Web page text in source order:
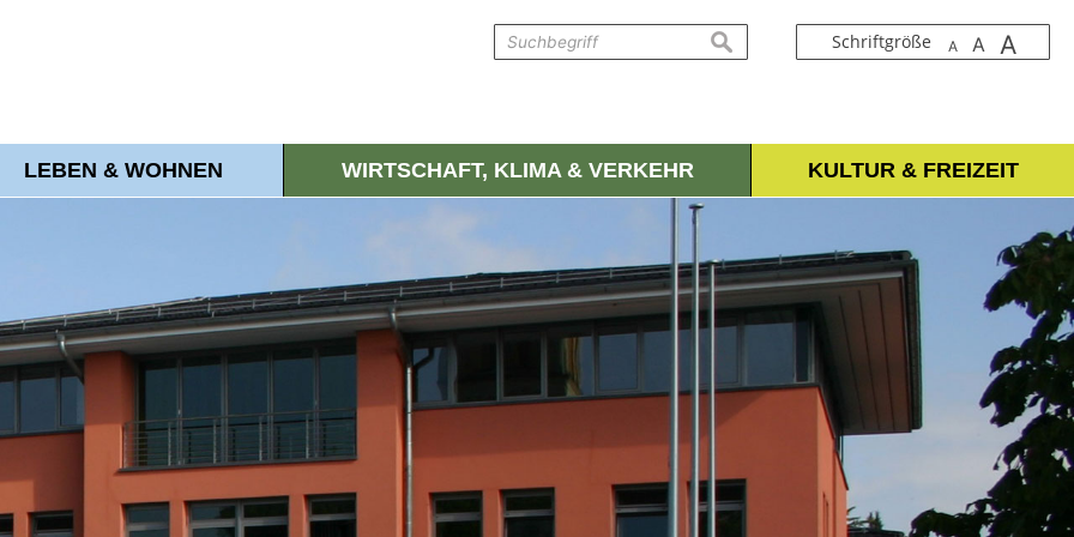
Schriftgröße A A A
suchen
LEBEN & WOHNEN WIRTSCHAFT, KLIMA & VERKEHR KULTUR & FREIZEIT